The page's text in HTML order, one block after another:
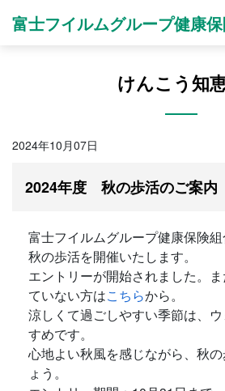
富士フイルムグループ健康
けんこう知
2024年10月07日
2024年度 秋の歩活のご案内
富士フイルムグループ健康保険
秋の歩活を開催いたします。
エントリーが開始されました。
ていない方はこちらから。
涼しくて過ごしやすい季節は、
すめです。
心地よい秋風を感じながら、秋
ょう。